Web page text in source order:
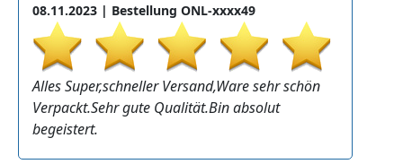
08.11.2023 | Bestellung ONL-xxxx49
Alles Super,schneller Versand,Ware sehr schön
Verpackt.Sehr gute Qualität.Bin absolut
begeistert.